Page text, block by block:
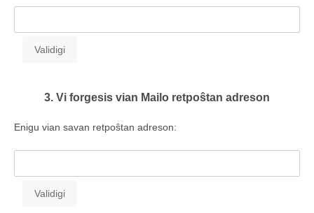
3. Vi forgesis vian Mailo retpoŝtan adreson
Enigu vian savan retpoŝtan adreson: